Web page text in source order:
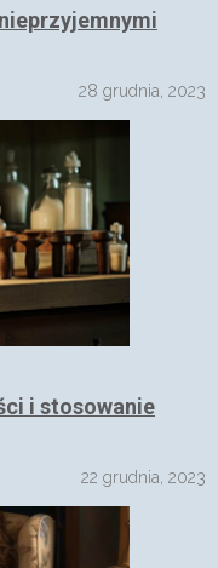
28 grudnia, 2023
i stosowanie
22 grudnia, 2023